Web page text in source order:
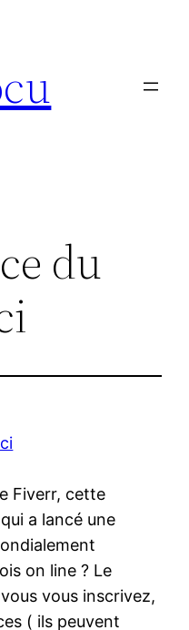
du
Fiverr, cette
a lancé une
on line ? Le
vous inscrivez,
( ils peuvent